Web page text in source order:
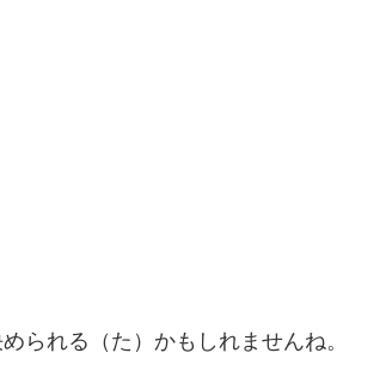
られる（た）かもしれませんね。